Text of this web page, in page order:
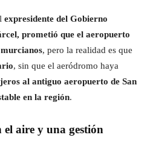
expresidente del Gobierno
prometió que el aeropuerto
, pero la realidad es que
, sin que el aeródromo haya
al antiguo aeropuerto de San
en la región.
aire y una gestión